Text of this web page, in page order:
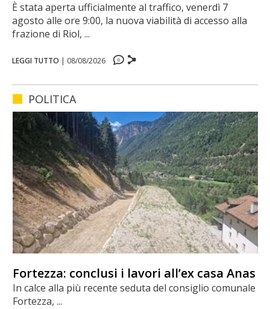
0
È stata aperta ufficialmente al traffico, venerdì 7
agosto alle ore 9:00, la nuova viabilità di accesso alla
frazione di Riol, ...
LEGGI TUTTO | 08/08/2026 000
POLITICA
Fortezza: conclusi i lavori all’ex casa Anas
In calce alla più recente seduta del consiglio comunale di
Fortezza, ...